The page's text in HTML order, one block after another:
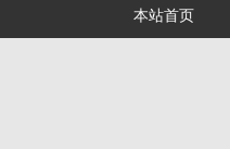
本站首页